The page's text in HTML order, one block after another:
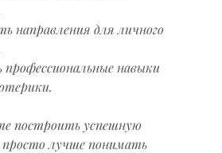
направления для личного
профессиональные навыки
построить успешную
лучше понимать